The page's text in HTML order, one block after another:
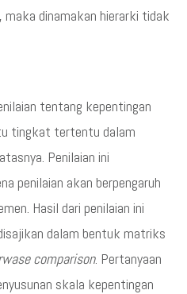
dinamakan hierarki tidak
tentang kepentingan
tingkat tertentu dalam
Penilaian ini
penilaian akan berpengaruh
Hasil dari penilaian ini
dalam bentuk matriks
comparison. Pertanyaan
skala kepentingan